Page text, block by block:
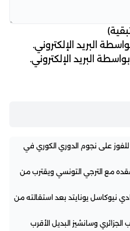
البريد الإلكتروني.
البريد الإلكتروني.
على نجوم الدوري الكوري في
مع الترجي التونسي ويقترب من
نيوكاسل يونايتد بعد استقالته من
الجزائري وسانشيز البديل الأقرب